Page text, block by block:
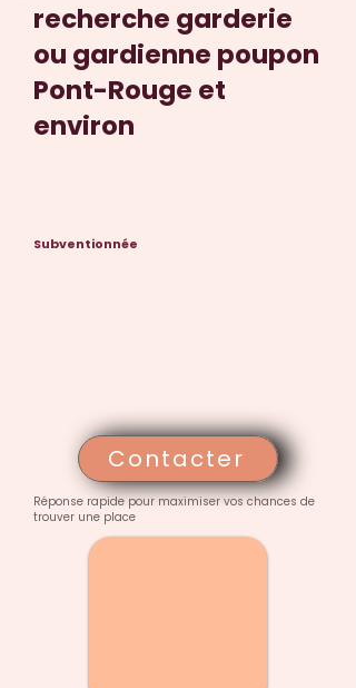
recherche garderie
ou gardienne poupon
Pont-Rouge et
environ
Subventionnée
Contacter
Réponse rapide pour maximiser vos chances de
trouver une place